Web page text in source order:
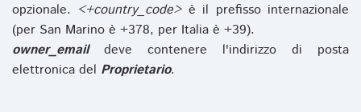
opzionale. <+country_code>è il prefisso internazionale
(per San Marino è +378, per Italia è +39).
owner_emaildeve contenere l'indirizzo di posta
elettronica del Proprietario.